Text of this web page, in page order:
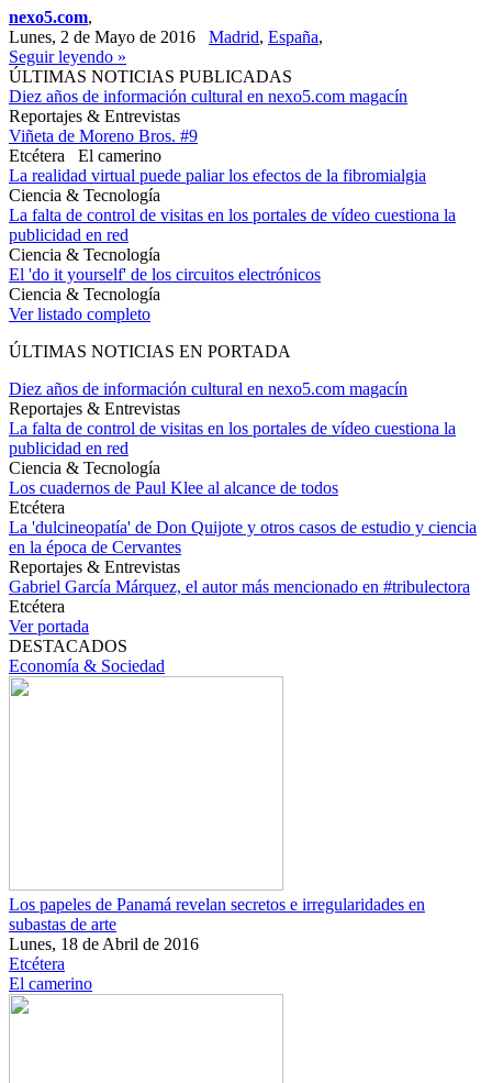
nexo5.com,
Lunes, 2 de Mayo de 2016 Madrid, España,
Seguir leyendo »
ÚLTIMAS NOTICIAS PUBLICADAS
Diez años de información cultural en nexo5.com magacín
Reportajes & Entrevistas
Viñeta de Moreno Bros. #9
Etcétera
El camerino
La realidad virtual puede paliar los efectos de la fibromialgia
Ciencia & Tecnología
La falta de control de visitas en los portales de vídeo cuestiona la
publicidad en red
Ciencia & Tecnología
El 'do it yourself' de los circuitos electrónicos
Ciencia & Tecnología
Ver listado completo
ÚLTIMAS NOTICIAS EN PORTADA
Diez años de información cultural en nexo5.com magacín
Reportajes & Entrevistas
La falta de control de visitas en los portales de vídeo cuestiona la
publicidad en red
Ciencia & Tecnología
Los cuadernos de Paul Klee al alcance de todos
Etcétera
La 'dulcineopatía' de Don Quijote y otros casos de estudio y ciencia
en la época de Cervantes
Reportajes & Entrevistas
Gabriel García Márquez, el autor más mencionado en #tribulectora
Etcétera
Ver portada
DESTACADOS
Economía & Sociedad
Los papeles de Panamá revelan secretos e irregularidades en
subastas de arte
Lunes, 18 de Abril de 2016
Etcétera
El camerino